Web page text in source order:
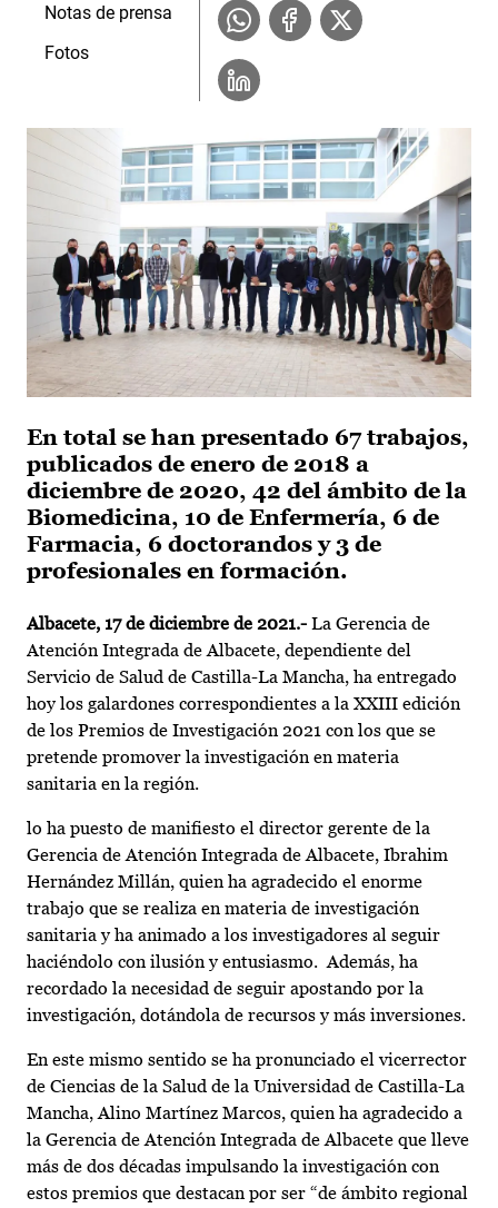
En total se han presentado 67 trabajos,
publicados de enero de 2018 a
diciembre de 2020, 42 del ámbito de la
Biomedicina, 10 de Enfermería, 6 de
Farmacia, 6 doctorandos y 3 de
profesionales en formación.
Albacete, 17 de diciembre de 2021.- La Gerencia de
Atención Integrada de Albacete, dependiente del
Servicio de Salud de Castilla-La Mancha, ha entregado
hoy los galardones correspondientes a la XXIII edición
de los Premios de Investigación 2021 con los que se
pretende promover la investigación en materia
sanitaria en la región.
lo ha puesto de manifiesto el director gerente de la
Gerencia de Atención Integrada de Albacete, Ibrahim
Hernández Millán, quien ha agradecido el enorme
trabajo que se realiza en materia de investigación
sanitaria y ha animado a los investigadores al seguir
haciéndolo con ilusión y entusiasmo. Además, ha
recordado la necesidad de seguir apostando por la
investigación, dotándola de recursos y más inversiones.
En este mismo sentido se ha pronunciado el vicerrector
de Ciencias de la Salud de la Universidad de Castilla-La
Mancha, Alino Martínez Marcos, quien ha agradecido a
la Gerencia de Atención Integrada de Albacete que lleve
más de dos décadas impulsando la investigación con
estos premios que destacan por ser “de ámbito regional
Notas de prensa
Fotos